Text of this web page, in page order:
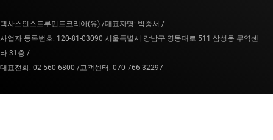
텍사스인스트루먼트코리아(유) /대표자명: 박중서 /
사업자 등록번호: 120-81-03090 서울특별시 강남구 영동대로 511 삼성동 무역센
타 31층 /
대표전화: 02-560-6800 /고객센터: 070-766-32297